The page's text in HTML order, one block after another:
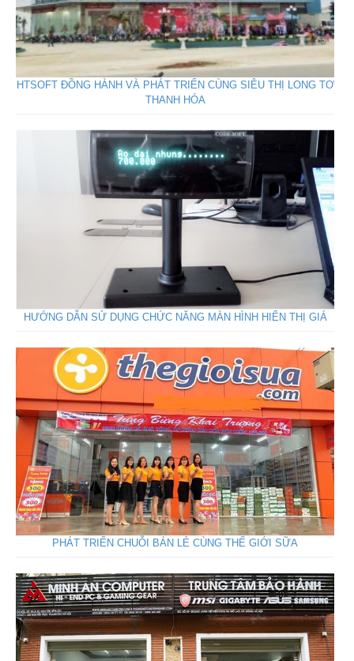
HTSOFT ĐỒNG HÀNH VÀ PHÁT TRIỂN CÙNG SIÊU THỊ LONG TƠ
THANH HÓA
HƯỚNG DẪN SỬ DỤNG CHỨC NĂNG MÀN HÌNH HIỂN THỊ GIÁ
PHÁT TRIỂN CHUỖI BÁN LẺ CÙNG THẾ GIỚI SỮA